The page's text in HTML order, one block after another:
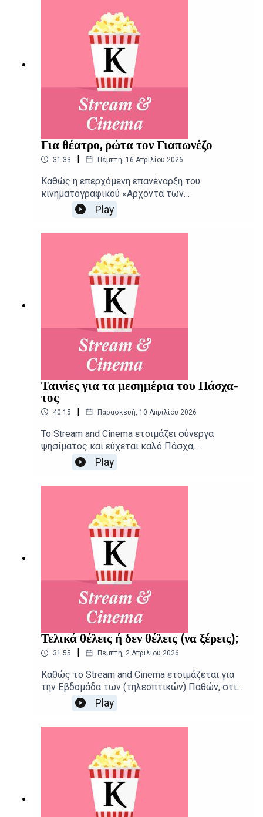
επιμέλεια - Παρουσίαση: Αιμίλιος
ΧαρμπήςΕπιμέλεια παραγωγής: Urbi Productions
Για θέατρο, ρώτα τον Γιαπωνέζο
31:33 | Πέμπτη, 16 Απριλίου 2026
Καθώς η επερχόμενη επανέναρξη του
κινηματογραφικού «Αρχοντα των
Δαχτυλιδιών» αποκαλύπτει τους
πρωταγωνιστές της, μια από τις μεγαλύτερες
εισπρακτικές επιτυχίες της Απω Ανατολής
Δημοσιογραφική επιμέλεια - Παρουσίαση:
Αιμίλιος Χαρμπής, Αλεξάνδρα
ΣκαράκηΕπιμέλεια παραγωγής: Urbi Productions
Play
Ταινίες για τα μεσημέρια του Πάσχα-
τος
40:15 | Παρασκευή, 10 Απριλίου 2026
Το Stream and Cinema ετοιμάζει σύνεργα
ψησίματος και εύχεται καλό Πάσχα,
κουβεντιάζοντας για τις αγαπημένες μας
επικές ταινίες που συμπληρώνουν τις
πατροπαράδοτες συνήθειες αυτων των
Παρουσίαση: Αιμίλιος Χαρμπής, Αλεξάνδρα
ΣκαράκηΕπιμέλεια παραγωγής: Urbi Productions
Play
Τελικά θέλεις ή δεν θέλεις (να ξέρεις);
31:55 | Πέμπτη, 2 Απριλίου 2026
Καθώς το Stream and Cinema ετοιμάζεται για
την Εβδομάδα των (τηλεοπτικών) Παθών, στις
αίθουσες φτάνει μια εναλλακτική ρομαντική
κομεντί με λαμπερούς πρωταγωνιστές, αλλά
και ο πλατωνικός έρωτας του Αντόνιο
Παρουσίαση: Αιμίλιος Χαρμπής, Αλεξάνδρα
ΣκαράκηΕπιμέλεια παραγωγής: Urbi Productions
Play